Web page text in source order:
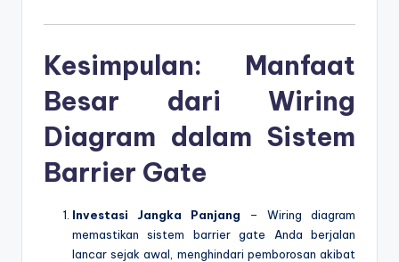
Kesimpulan: Manfaat
Besar dari Wiring
Diagram dalam Sistem
Barrier Gate
Investasi Jangka Panjang – Wiring diagram
memastikan sistem barrier gate Anda berjalan
lancar sejak awal, menghindari pemborosan akibat